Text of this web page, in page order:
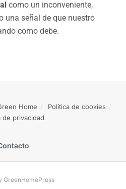
como un inconveniente,
una señal de que nuestro
como debe.
Home
Política de cookies
de privacidad
GreenHomePress